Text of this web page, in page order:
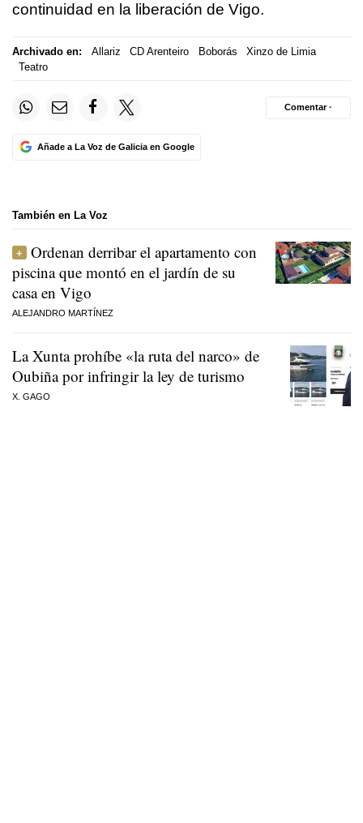
continuidad en la liberación de Vigo.
Archivado en: Allariz CD Arenteiro Boborás
Xinzo de Limia
Teatro
Añade a La Voz de Galicia en Google
Comentar ·
También en La Voz
Ordenan derribar el apartamento con
piscina que montó en el jardín de su
casa en Vigo
ALEJANDRO MARTÍNEZ
La Xunta prohíbe «la ruta del narco» de
Oubiña por infringir la ley de turismo
X. GAGO